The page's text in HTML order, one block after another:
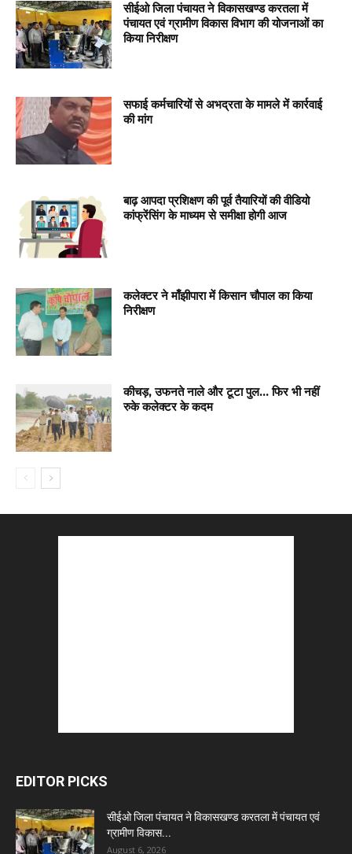
सीईओ जिला पंचायत ने विकासखण्ड करतला में
पंचायत एवं ग्रामीण विकास विभाग की योजनाओं का
किया निरीक्षण
सफाई कर्मचारियों से अभद्रता के मामले में कार्रवाई
की मांग
बाढ़ आपदा प्रशिक्षण की पूर्व तैयारियों की वीडियो
कांफ्रेंसिंग के माध्यम से समीक्षा होगी आज
कलेक्टर ने माँझीपारा में किसान चौपाल का किया
निरीक्षण
कीचड़, उफनते नाले और टूटा पुल… फिर भी नहीं
रुके कलेक्टर के कदम
EDITOR PICKS
सीईओ जिला पंचायत ने विकासखण्ड करतला में पंचायत एवं
ग्रामीण विकास...
August 6, 2026